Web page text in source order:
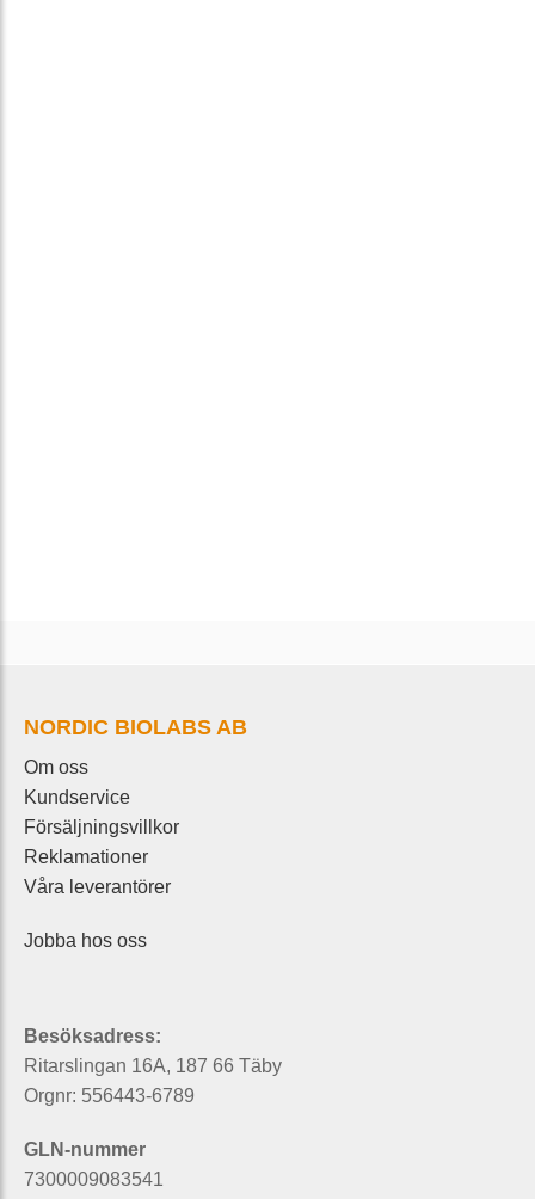
NORDIC BIOLABS AB
Om oss
Kundservice
Försäljningsvillkor
Reklamationer
Våra leverantörer
Jobba hos oss
Besöksadress:
Ritarslingan 16A, 187 66 Täby
Orgnr: 556443-6789
GLN-nummer
7300009083541